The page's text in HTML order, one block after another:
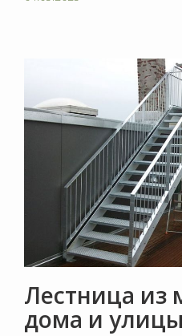
Лестница из
дома и улицы